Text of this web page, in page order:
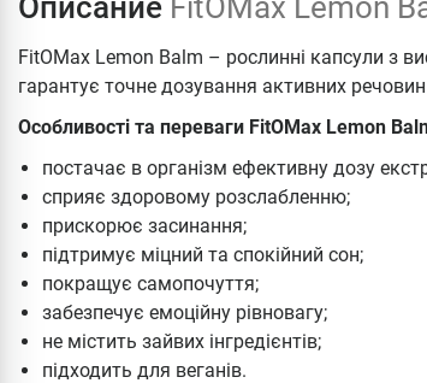
FitOMax Lemon Balm – рослинні капсули з
гарантує точне дозування активних
Особливості та переваги FitOMax Lemon
постачає в організм ефективну дозу
сприяє здоровому розслабленню;
прискорює засинання;
підтримує міцний та спокійний сон;
покращує самопочуття;
забезпечує емоційну рівновагу;
не містить зайвих інгредієнтів;
підходить для веганів.